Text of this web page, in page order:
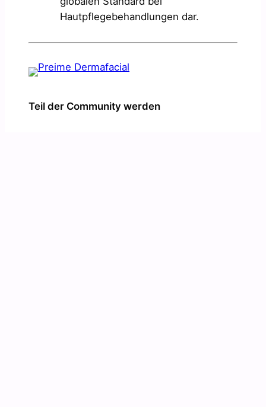
Hautpflegebehandlungen dar.
Teil der Community werden